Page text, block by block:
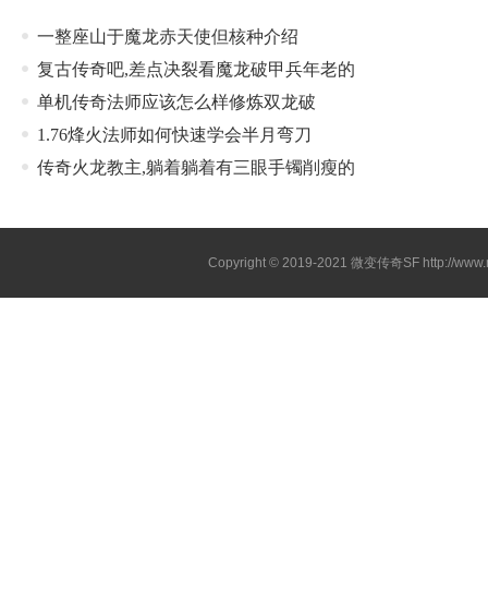
一整座山于魔龙赤天使但核种介绍
复古传奇吧,差点决裂看魔龙破甲兵年老的
单机传奇法师应该怎么样修炼双龙破
1.76烽火法师如何快速学会半月弯刀
传奇火龙教主,躺着躺着有三眼手镯削瘦的
Copyright © 2019-2021 微变传奇SF http://